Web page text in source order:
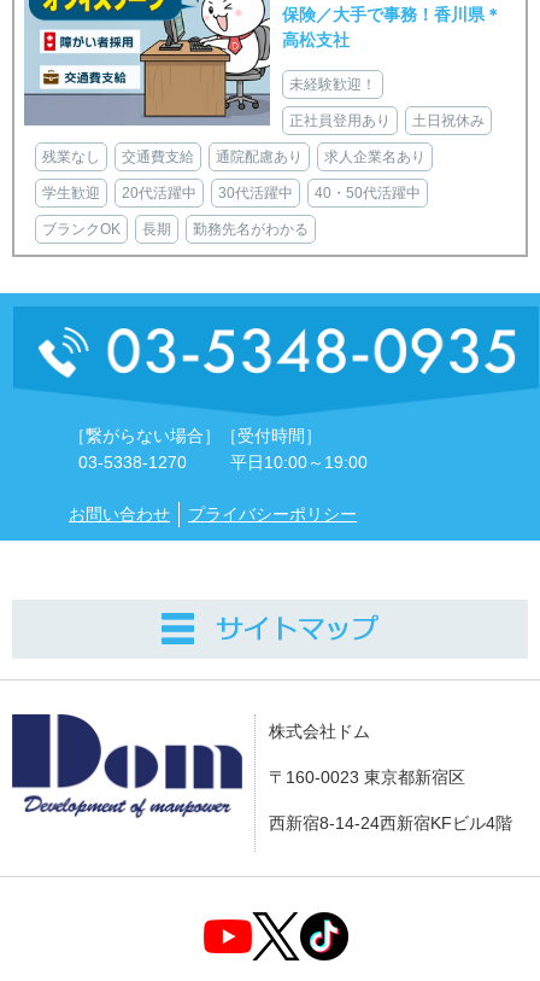
保険／大手で事務！香川県＊
高松支社
未経験歓迎！
正社員登用あり 土日祝休み
残業なし 交通費支給 通院配慮あり 求人企業名あり
学生歓迎 20代活躍中 30代活躍中 40・50代活躍中
ブランクOK 長期 勤務先名がわかる
［繋がらない場合］
03-5338-1270
［受付時間］
平日10:00～19:00
お問い合わせ プライバシーポリシー
株式会社ドム
〒160-0023 東京都新宿区
西新宿8-14-24西新宿KFビル4階